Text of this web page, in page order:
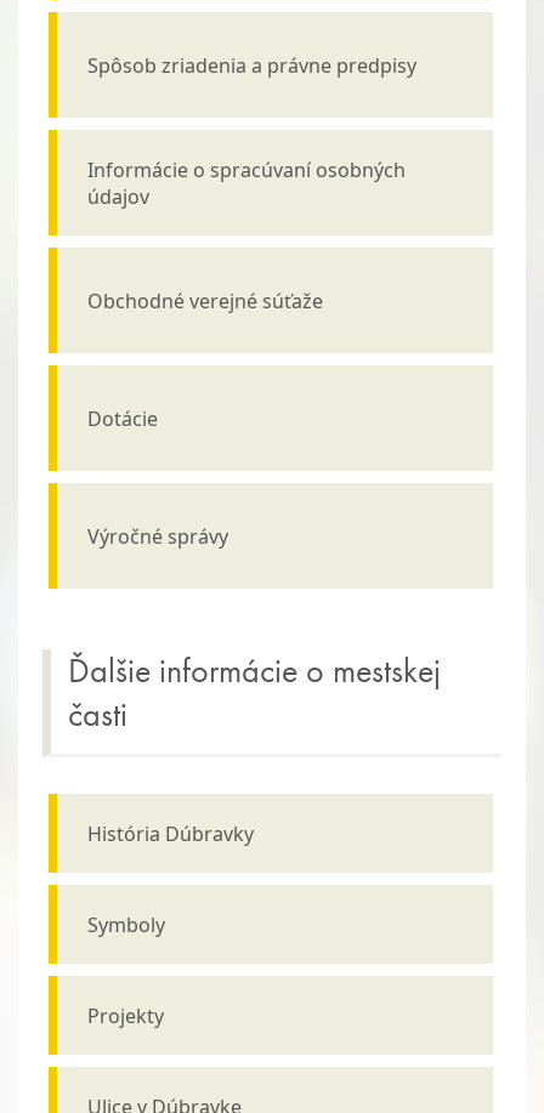
Spôsob zriadenia a právne predpisy
Informácie o spracúvaní osobných
údajov
Obchodné verejné súťaže
Dotácie
Výročné správy
Ďalšie informácie o mestskej
časti
História Dúbravky
Symboly
Projekty
Ulice v Dúbravke